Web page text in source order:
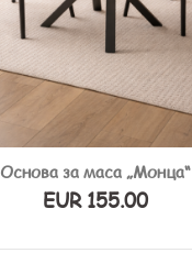
Основа за маса „Монца“
EUR 155.00